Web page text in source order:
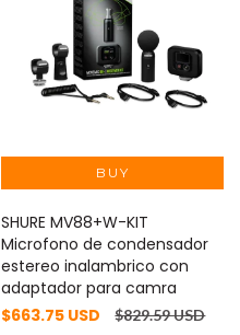
SHURE MV88+W-KIT
Microfono de condensador
estereo inalambrico con
adaptador para camra
$663.75 USD
$829.59 USD